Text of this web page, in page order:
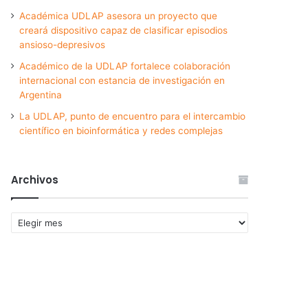
Académica UDLAP asesora un proyecto que
creará dispositivo capaz de clasificar episodios
ansioso-depresivos
Académico de la UDLAP fortalece colaboración
internacional con estancia de investigación en
Argentina
La UDLAP, punto de encuentro para el intercambio
científico en bioinformática y redes complejas
Archivos
Archivos